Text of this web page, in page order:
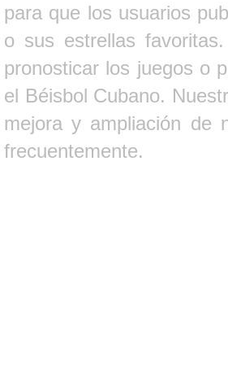
para que los usuarios
o sus estrellas
pronosticar los juegos o
el Béisbol Cubano.
mejora y ampliación de
frecuentemente.